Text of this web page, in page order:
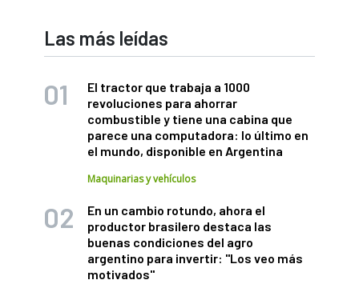
Las más leídas
El tractor que trabaja a 1000
revoluciones para ahorrar
combustible y tiene una cabina que
parece una computadora: lo último en
el mundo, disponible en Argentina
Maquinarias y vehículos
En un cambio rotundo, ahora el
productor brasilero destaca las
buenas condiciones del agro
argentino para invertir: "Los veo más
motivados"